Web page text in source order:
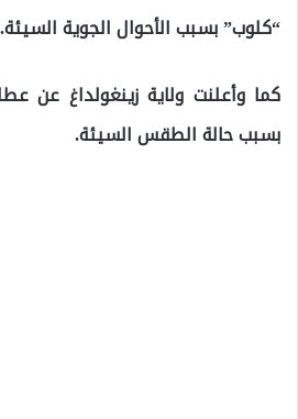
“كلوب” بسبب الأحوال الجوية السيئة.
كما وأعلنت ولاية زينغولداغ عن
بسبب حالة الطقس السيئة.